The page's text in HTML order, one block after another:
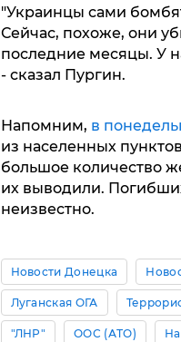
"Украинцы сами
Сейчас, похоже, они
последние месяцы. У
- сказал Пургин.
Напомним, в
из населенных
большое количество
их выводили.
неизвестно.
Новости Донецка
Луганская ОГА
"ЛНР" ООС (АТО)